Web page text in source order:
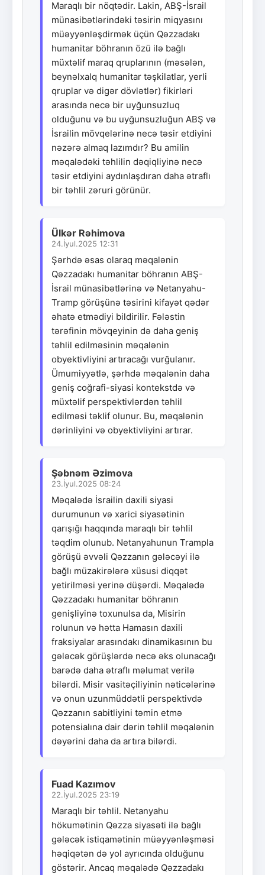
Maraqlı bir nöqtədir. Lakin, ABŞ-İsrail
münasibətlərindəki təsirin miqyasını
müəyyənləşdirmək üçün Qəzzadakı
humanitar böhranın özü ilə bağlı
müxtəlif maraq qruplarının (məsələn,
beynəlxalq humanitar təşkilatlar, yerli
qruplar və digər dövlətlər) fikirləri
arasında necə bir uyğunsuzluq
olduğunu və bu uyğunsuzluğun ABŞ və
İsrailin mövqelərinə necə təsir etdiyini
nəzərə almaq lazımdır? Bu amilin
məqalədəki təhlilin dəqiqliyinə necə
təsir etdiyini aydınlaşdıran daha ətraflı
bir təhlil zəruri görünür.
Ülkər Rəhimova
24.İyul.2025 12:31
Şərhdə əsas olaraq məqalənin
Qəzzadakı humanitar böhranın ABŞ-
İsrail münasibətlərinə və Netanyahu-
Tramp görüşünə təsirini kifayət qədər
əhatə etmədiyi bildirilir. Fələstin
tərəfinin mövqeyinin də daha geniş
təhlil edilməsinin məqalənin
obyektivliyini artıracağı vurğulanır.
Ümumiyyətlə, şərhdə məqalənin daha
geniş coğrafi-siyasi kontekstdə və
müxtəlif perspektivlərdən təhlil
edilməsi təklif olunur. Bu, məqalənin
dərinliyini və obyektivliyini artırar.
Şəbnəm Əzimova
23.İyul.2025 08:24
Məqalədə İsrailin daxili siyasi
durumunun və xarici siyasətinin
qarışığı haqqında maraqlı bir təhlil
təqdim olunub. Netanyahunun Trampla
görüşü əvvəli Qəzzanın gələcəyi ilə
bağlı müzakirələrə xüsusi diqqət
yetirilməsi yerinə düşərdi. Məqalədə
Qəzzadakı humanitar böhranın
genişliyinə toxunulsa da, Misirin
rolunun və hətta Hamasın daxili
fraksiyalar arasındakı dinamikasının bu
gələcək görüşlərdə necə əks olunacağı
barədə daha ətraflı məlumat verilə
bilərdi. Misir vasitəçiliyinin nəticələrinə
və onun uzunmüddətli perspektivdə
Qəzzanın sabitliyini təmin etmə
potensialına dair dərin təhlil məqalənin
dəyərini daha da artıra bilərdi.
Fuad Kazımov
22.İyul.2025 23:19
Maraqlı bir təhlil. Netanyahu
hökumətinin Qəzza siyasəti ilə bağlı
gələcək istiqamətinin müəyyənləşməsi
həqiqətən də yol ayrıcında olduğunu
göstərir. Ancaq məqalədə Qəzzadakı